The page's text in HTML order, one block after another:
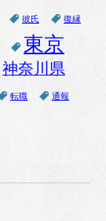
彼氏 復縁
東京
神奈川県
転職
通報